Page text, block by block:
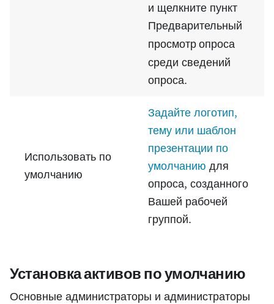
и щелкните пункт
Предварительный
просмотр опроса
среди сведений
опроса.
Использовать по
умолчанию
Задайте логотип,
тему или шаблон
презентации по
умолчанию для
опроса, созданного
Вашей рабочей
группой.
Установка активов по умолчанию
Основные администраторы и администраторы